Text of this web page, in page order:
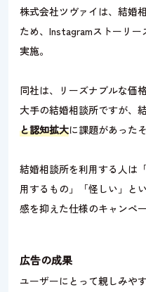
株式会社ツヴァイは、結婚
ため、Instagramストーリ
実施。
同社は、リーズナブルな価
大手の結婚相談所ですが、
と認知拡大に課題があった
結婚相談所を利用する人は
用するもの」「怪しい」と
感を抑えた仕様のキャンペ
広告の成果
ユーザーにとって親しみや